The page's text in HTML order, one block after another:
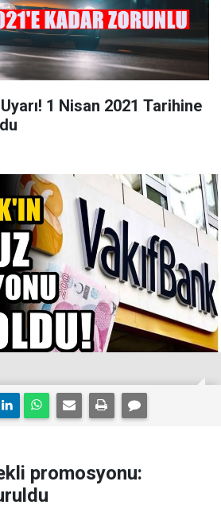
1 Nisan 2021 Tarihine
promosyonu: